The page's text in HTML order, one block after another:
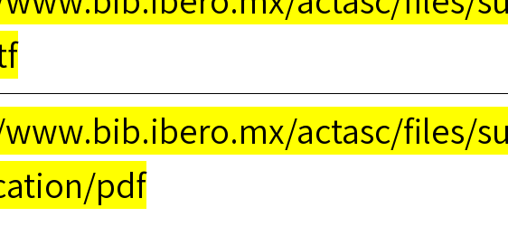
actasc/files/
pdf